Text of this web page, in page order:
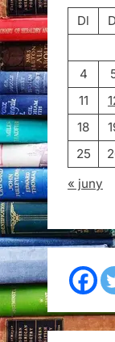
Dl
4
11
18
25
« juny